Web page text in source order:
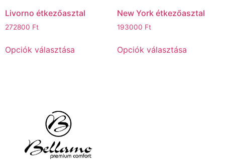
Livorno étkezőasztal
272800 Ft
Opciók választása
New York étkezőasztal
193000 Ft
Opciók választása